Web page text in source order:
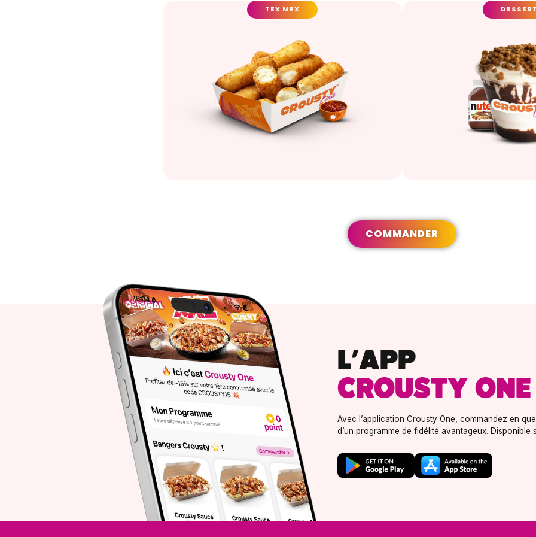
TEX MEX
COMMANDER
L’APP
CROUSTY ONE
Avec l’application Crousty One, commandez en
d’un programme de fidélité avantageux. Disponible